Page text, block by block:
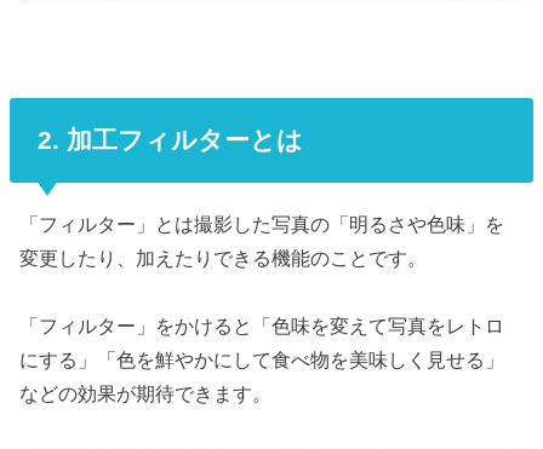
2. 加工フィルターとは
「フィルター」とは撮影した写真の「明るさや色味」を
変更したり、加えたりできる機能のことです。
「フィルター」をかけると「色味を変えて写真をレトロ
にする」「色を鮮やかにして食べ物を美味しく見せる」
などの効果が期待できます。